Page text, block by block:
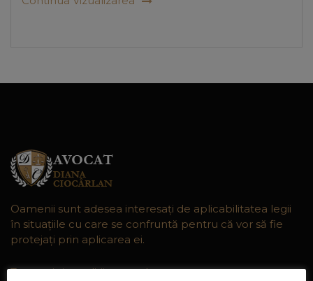
Oamenii sunt adesea interesaţi de aplicabilitatea legii
în situaţiile cu care se confruntă pentru că vor să fie
protejaţi prin aplicarea ei.
Termeni si conditii generale